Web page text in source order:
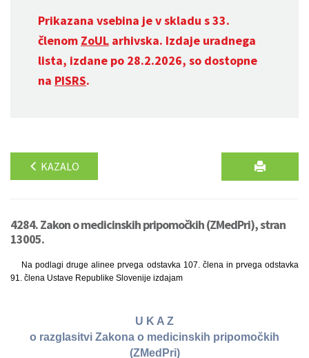
Prikazana vsebina je v skladu s 33.
členom ZoUL arhivska. Izdaje uradnega
lista, izdane po 28.2.2026, so dostopne
na PISRS.
KAZALO
4284. Zakon o medicinskih pripomočkih (ZMedPri), stran
13005.
Na podlagi druge alinee prvega odstavka 107. člena in prvega odstavka
91. člena Ustave Republike Slovenije izdajam
U K A Z
o razglasitvi Zakona o medicinskih pripomočkih
(ZMedPri)